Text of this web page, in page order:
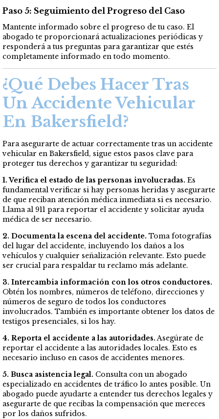
Paso 5: Seguimiento del Progreso del Caso
Mantente informado sobre el progreso de tu caso. El
abogado te proporcionará actualizaciones periódicas y
responderá a tus preguntas para garantizar que estés
completamente informado en todo momento.
¿Qué Debes Hacer Tras
Un Accidente Vehicular
En Bakersfield?
Para asegurarte de actuar correctamente tras un accidente
vehicular en Bakersfield, sigue estos pasos clave para
proteger tus derechos y garantizar tu seguridad:
1. Verifica el estado de las personas involucradas. Es
fundamental verificar si hay personas heridas y asegurarte
de que reciban atención médica inmediata si es necesario.
Llama al 911 para reportar el accidente y solicitar ayuda
médica de ser necesario.
2. Documenta la escena del accidente. Toma fotografías
del lugar del accidente, incluyendo los daños a los
vehículos y cualquier señalización relevante. Esto puede
ser crucial para respaldar tu reclamo más adelante.
3. Intercambia información con los otros conductores.
Obtén los nombres, números de teléfono, direcciones y
números de seguro de todos los conductores
involucrados. También es importante obtener los datos de
testigos presenciales, si los hay.
4. Reporta el accidente a las autoridades.Asegúrate de
reportar el accidente a las autoridades locales. Esto es
necesario incluso en casos de accidentes menores.
5. Busca asistencia legal. Consulta con un abogado
especializado en accidentes de tráfico lo antes posible. Un
abogado puede ayudarte a entender tus derechos legales y
asegurarte de que recibas la compensación que mereces
por los daños sufridos.